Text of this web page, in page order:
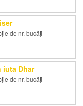
de nr. bucăți
iuta Dhar
de nr. bucăți